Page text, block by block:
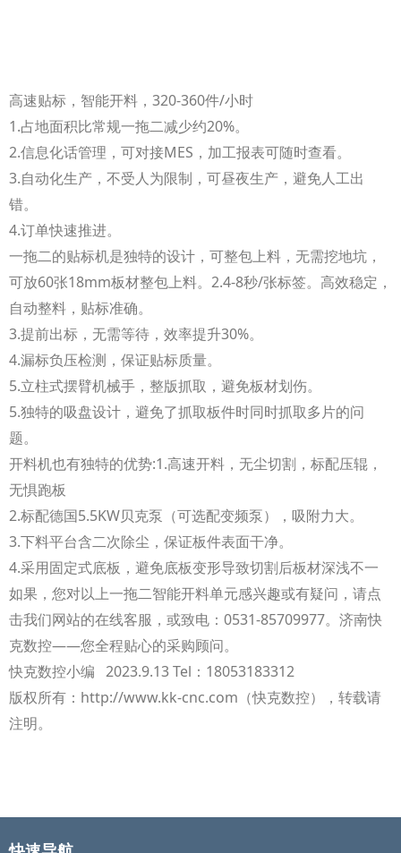
高速贴标，智能开料，320-360件/小时
1.占地面积比常规一拖二减少约20%。
2.信息化话管理，可对接MES，加工报表可随时查看。
3.自动化生产，不受人为限制，可昼夜生产，避免人工出
错。
4.订单快速推进。
一拖二的贴标机是独特的设计，可整包上料，无需挖地坑，
可放60张18mm板材整包上料。2.4-8秒/张标签。高效稳定，
自动整料，贴标准确。
3.提前出标，无需等待，效率提升30%。
4.漏标负压检测，保证贴标质量。
5.立柱式摆臂机械手，整版抓取，避免板材划伤。
5.独特的吸盘设计，避免了抓取板件时同时抓取多片的问
题。
开料机也有独特的优势:1.高速开料，无尘切割，标配压辊，
无惧跑板
2.标配德国5.5KW贝克泵（可选配变频泵），吸附力大。
3.下料平台含二次除尘，保证板件表面干净。
4.采用固定式底板，避免底板变形导致切割后板材深浅不一
如果，您对以上一拖二智能开料单元感兴趣或有疑问，请点
击我们网站的在线客服，或致电：0531-85709977。济南快
克数控——您全程贴心的采购顾问。
快克数控小编 2023.9.13 Tel：18053183312
版权所有：http://www.kk-cnc.com（快克数控），转载请
注明。